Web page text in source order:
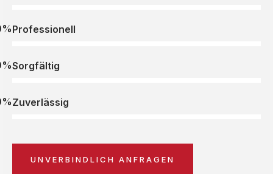
Professionell
Sorgfältig
Zuverlässig
UNVERBINDLICH ANFRAGEN